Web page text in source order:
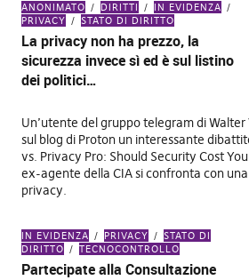
ANONIMATO DIRITTI
IN EVIDENZA
PRIVACY
STATO DI DIRITTO
La privacy non ha prezzo, la
sicurezza invece sì ed è sul listino
dei politici…
Un’utente del gruppo telegram di
sul blog di Proton un interessante
vs. Privacy Pro: Should Security Cost
ex-agente della CIA si confronta con
privacy.
IN EVIDENZA PRIVACY
STATO DI
DIRITTO
TECNOCONTROLLO
Partecipate alla Consultazione